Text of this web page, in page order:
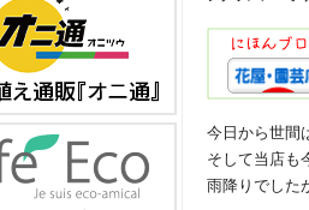
今日から世間
そして当店も
雨降りでした